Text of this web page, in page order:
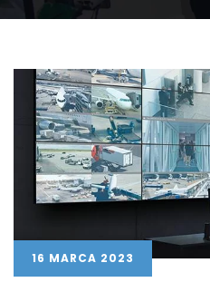
16 MARCA 2023